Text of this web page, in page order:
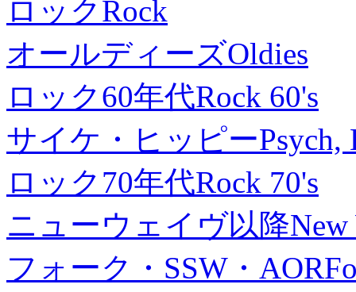
ロックRock
オールディーズOldies
ロック60年代Rock 60's
サイケ・ヒッピーPsych,
ロック70年代Rock 70's
ニューウェイヴ以降New
フォーク・SSW・AOR